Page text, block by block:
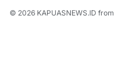
© 2026 KAPUASNEWS.ID from